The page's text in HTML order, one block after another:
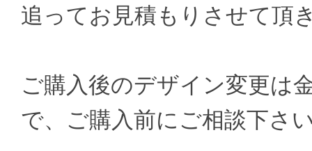
追ってお見積もりさせて頂
ご購入後のデザイン変更は
で、ご購入前にご相談下さ